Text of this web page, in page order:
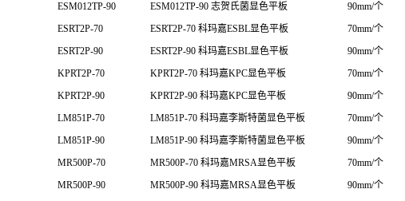
ESM012TP-90
ESM012TP-90 志贺氏菌显色平板
90mm/个
ESRT2P-70
ESRT2P-70 科玛嘉ESBL显色平板
70mm/个
ESRT2P-90
ESRT2P-90 科玛嘉ESBL显色平板
90mm/个
KPRT2P-70
KPRT2P-70 科玛嘉KPC显色平板
70mm/个
KPRT2P-90
KPRT2P-90 科玛嘉KPC显色平板
90mm/个
LM851P-70
LM851P-70 科玛嘉李斯特菌显色平板
70mm/个
LM851P-90
LM851P-90 科玛嘉李斯特菌显色平板
90mm/个
MR500P-70
MR500P-70 科玛嘉MRSA显色平板
70mm/个
MR500P-90
MR500P-90 科玛嘉MRSA显色平板
90mm/个